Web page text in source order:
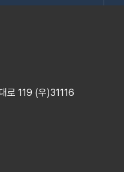
로 119 (우)31116